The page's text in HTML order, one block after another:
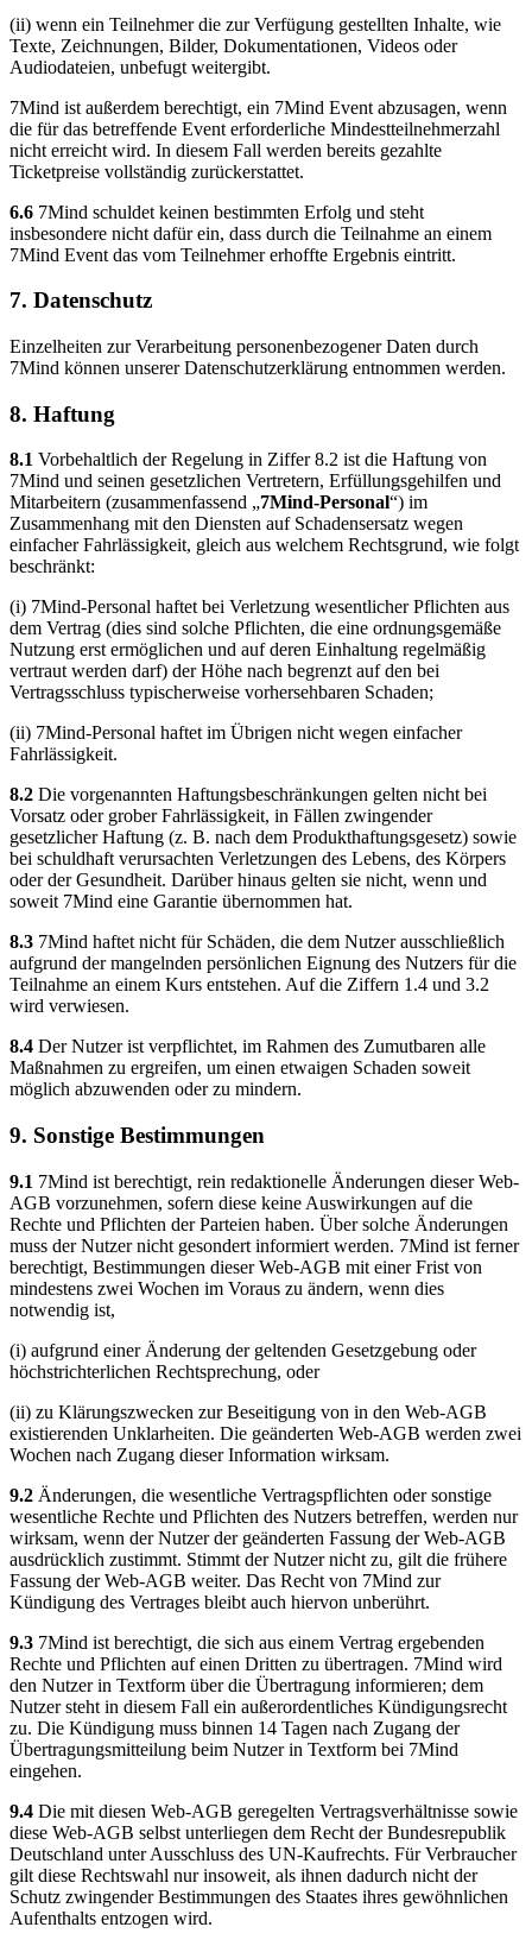
(ii) wenn ein Teilnehmer die zur Verfügung gestellten Inhalte, wie
Texte, Zeichnungen, Bilder, Dokumentationen, Videos oder
Audiodateien, unbefugt weitergibt.
7Mind ist außerdem berechtigt, ein 7Mind Event abzusagen, wenn
die für das betreffende Event erforderliche Mindestteilnehmerzahl
nicht erreicht wird. In diesem Fall werden bereits gezahlte
Ticketpreise vollständig zurückerstattet.
6.6 7Mind schuldet keinen bestimmten Erfolg und steht
insbesondere nicht dafür ein, dass durch die Teilnahme an einem
7Mind Event das vom Teilnehmer erhoffte Ergebnis eintritt.
7. Datenschutz
Einzelheiten zur Verarbeitung personenbezogener Daten durch
7Mind können unserer Datenschutzerklärung entnommen werden.
8. Haftung
8.1 Vorbehaltlich der Regelung in Ziffer 8.2 ist die Haftung von
7Mind und seinen gesetzlichen Vertretern, Erfüllungsgehilfen und
Mitarbeitern (zusammenfassend „7Mind-Personal“) im
Zusammenhang mit den Diensten auf Schadensersatz wegen
einfacher Fahrlässigkeit, gleich aus welchem Rechtsgrund, wie folgt
beschränkt:
(i) 7Mind-Personal haftet bei Verletzung wesentlicher Pflichten aus
dem Vertrag (dies sind solche Pflichten, die eine ordnungsgemäße
Nutzung erst ermöglichen und auf deren Einhaltung regelmäßig
vertraut werden darf) der Höhe nach begrenzt auf den bei
Vertragsschluss typischerweise vorhersehbaren Schaden;
(ii) 7Mind-Personal haftet im Übrigen nicht wegen einfacher
Fahrlässigkeit.
8.2 Die vorgenannten Haftungsbeschränkungen gelten nicht bei
Vorsatz oder grober Fahrlässigkeit, in Fällen zwingender
gesetzlicher Haftung (z. B. nach dem Produkthaftungsgesetz) sowie
bei schuldhaft verursachten Verletzungen des Lebens, des Körpers
oder der Gesundheit. Darüber hinaus gelten sie nicht, wenn und
soweit 7Mind eine Garantie übernommen hat.
8.3 7Mind haftet nicht für Schäden, die dem Nutzer ausschließlich
aufgrund der mangelnden persönlichen Eignung des Nutzers für die
Teilnahme an einem Kurs entstehen. Auf die Ziffern 1.4 und 3.2
wird verwiesen.
8.4 Der Nutzer ist verpflichtet, im Rahmen des Zumutbaren alle
Maßnahmen zu ergreifen, um einen etwaigen Schaden soweit
möglich abzuwenden oder zu mindern.
9. Sonstige Bestimmungen
9.1 7Mind ist berechtigt, rein redaktionelle Änderungen dieser Web-
AGB vorzunehmen, sofern diese keine Auswirkungen auf die
Rechte und Pflichten der Parteien haben. Über solche Änderungen
muss der Nutzer nicht gesondert informiert werden. 7Mind ist ferner
berechtigt, Bestimmungen dieser Web-AGB mit einer Frist von
mindestens zwei Wochen im Voraus zu ändern, wenn dies
notwendig ist,
(i) aufgrund einer Änderung der geltenden Gesetzgebung oder
höchstrichterlichen Rechtsprechung, oder
(ii) zu Klärungszwecken zur Beseitigung von in den Web-AGB
existierenden Unklarheiten. Die geänderten Web-AGB werden zwei
Wochen nach Zugang dieser Information wirksam.
9.2 Änderungen, die wesentliche Vertragspflichten oder sonstige
wesentliche Rechte und Pflichten des Nutzers betreffen, werden nur
wirksam, wenn der Nutzer der geänderten Fassung der Web-AGB
ausdrücklich zustimmt. Stimmt der Nutzer nicht zu, gilt die frühere
Fassung der Web-AGB weiter. Das Recht von 7Mind zur
Kündigung des Vertrages bleibt auch hiervon unberührt.
9.3 7Mind ist berechtigt, die sich aus einem Vertrag ergebenden
Rechte und Pflichten auf einen Dritten zu übertragen. 7Mind wird
den Nutzer in Textform über die Übertragung informieren; dem
Nutzer steht in diesem Fall ein außerordentliches Kündigungsrecht
zu. Die Kündigung muss binnen 14 Tagen nach Zugang der
Übertragungsmitteilung beim Nutzer in Textform bei 7Mind
eingehen.
9.4 Die mit diesen Web-AGB geregelten Vertragsverhältnisse sowie
diese Web-AGB selbst unterliegen dem Recht der Bundesrepublik
Deutschland unter Ausschluss des UN-Kaufrechts. Für Verbraucher
gilt diese Rechtswahl nur insoweit, als ihnen dadurch nicht der
Schutz zwingender Bestimmungen des Staates ihres gewöhnlichen
Aufenthalts entzogen wird.